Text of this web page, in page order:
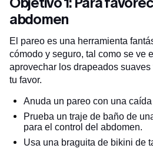
abdomen
El pareo es una herramienta
cómodo y seguro, tal como se ve
aprovechar los drapeados
tu favor.
Anuda un pareo con una
Prueba un traje de baño de
para el control del abdomen.
Usa una braguita de bikini de